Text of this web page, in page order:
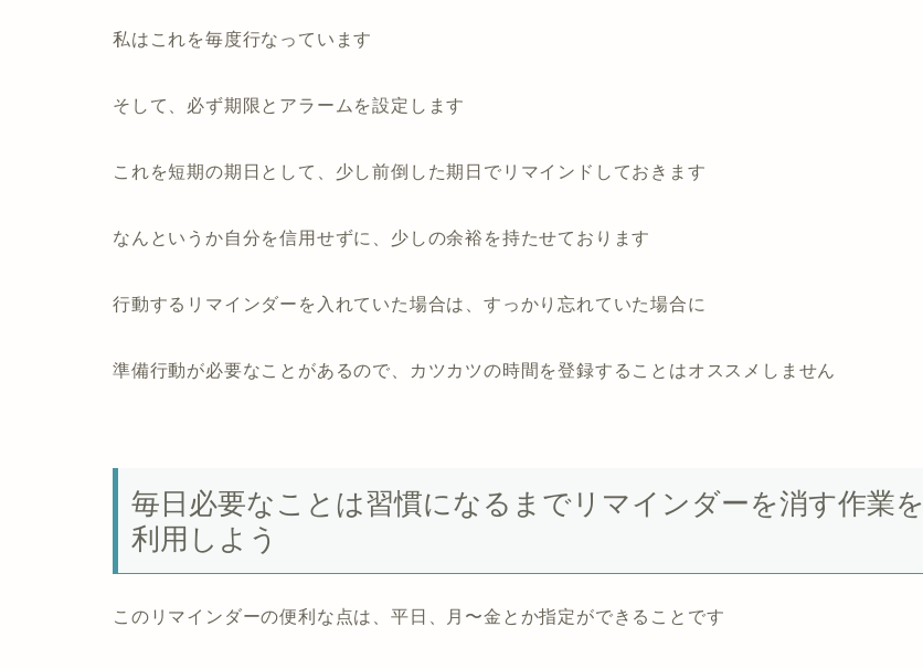
私はこれを毎度行なっています
そして、必ず期限とアラームを設定します
これを短期の期日として、 少し前倒した期日でリマインドしておきます
なんというか自分を信用せずに、少しの余裕を持たせております
行動するリマインダーを入れていた場合は、すっかり忘れていた場合に
準備行動が必要なことがあるので、カツカツの時間を登録することはオススメしません
毎日必要なことは習慣になるまでリマインダーを消す作業を
利用しよう
この リマインダーの便利な点は、平日、月〜金とか指定ができる ことです